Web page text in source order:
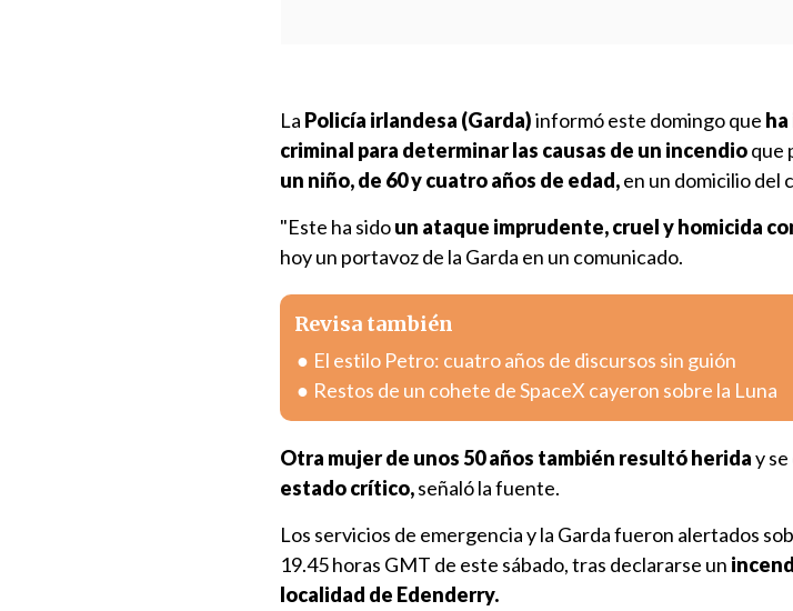
La Policía irlandesa (Garda)informó este domingo que
criminal para determinar las causas de un incendioque
un niño, de 60y cuatro años de edad,en un domicilio del
"Este ha sidoun ataque imprudente, cruel y homicida
hoy un portavoz de la Garda en un comunicado.
Revisa también
El estilo Petro: cuatro años de discursos sin guión
Restos de un cohete de SpaceX cayeron sobre la Luna
Otra mujer de unos 50 años también resultó heriday
estado crítico,señaló la fuente.
Los servicios de emergencia y la Garda fueron alertados
19.45 horas GMT de este sábado, tras declararse un
localidad de Edenderry.